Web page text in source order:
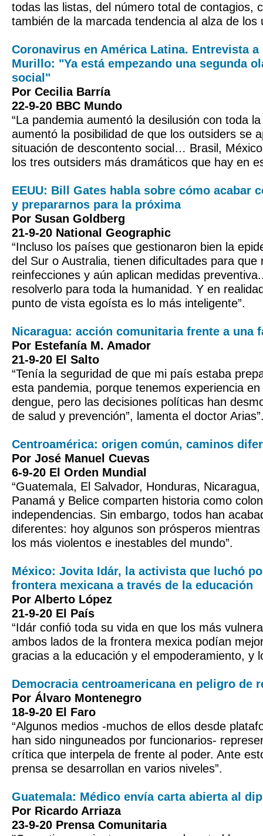
todas las listas, del número total de contagios,
también de la marcada tendencia al alza de los
Coronavirus en América Latina. Entrevista
Murillo: "Ya está empezando una segunda
social"
Por Cecilia Barría
22-9-20 BBC Mundo
“La pandemia aumentó la desilusión con toda
aumentó la posibilidad de que los outsiders se
situación de descontento social… Brasil,
los tres outsiders más dramáticos que hay en
EEUU: Bill Gates habla sobre cómo acabar
y prepararnos para la próxima
Por Susan Goldberg
21-9-20 National Geographic
“Incluso los países que gestionaron bien la
del Sur o Australia, tienen dificultades para que
reinfecciones y aún aplican medidas
resolverlo para toda la humanidad. Y en
punto de vista egoísta es lo más inteligente”.
Nicaragua: acción comunitaria frente a una
Por Estefanía M. Amador
21-9-20 El Salto
“Tenía la seguridad de que mi país estaba
esta pandemia, porque tenemos experiencia
dengue, pero las decisiones políticas han
de salud y prevención”, lamenta el doctor
Centroamérica: origen común, caminos
Por José Manuel Cuevas
6-9-20 El Orden Mundial
“Guatemala, El Salvador, Honduras,
Panamá y Belice comparten historia como
independencias. Sin embargo, todos han
diferentes: hoy algunos son prósperos
los más violentos e inestables del mundo”.
México: Jovita Idár, la activista que luchó
frontera mexicana a través de la educación
Por Alberto López
21-9-20 El País
“Idár confió toda su vida en que los más
ambos lados de la frontera mexica podían
gracias a la educación y el empoderamiento, y
Democracia centroamericana en peligro de
Por Álvaro Montenegro
18-9-20 El Faro
“Algunos medios -muchos de ellos desde
han sido ninguneados por funcionarios-
crítica que interpela de frente al poder. Ante
prensa se desarrollan en varios niveles”.
Guatemala: Médico envía carta abierta al
Por Ricardo Arriaza
23-9-20 Prensa Comunitaria